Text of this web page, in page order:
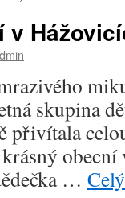
v
skupina
přivítala
obecní
…